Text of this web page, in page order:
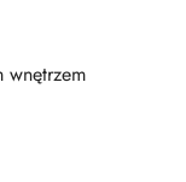
wnętrzem